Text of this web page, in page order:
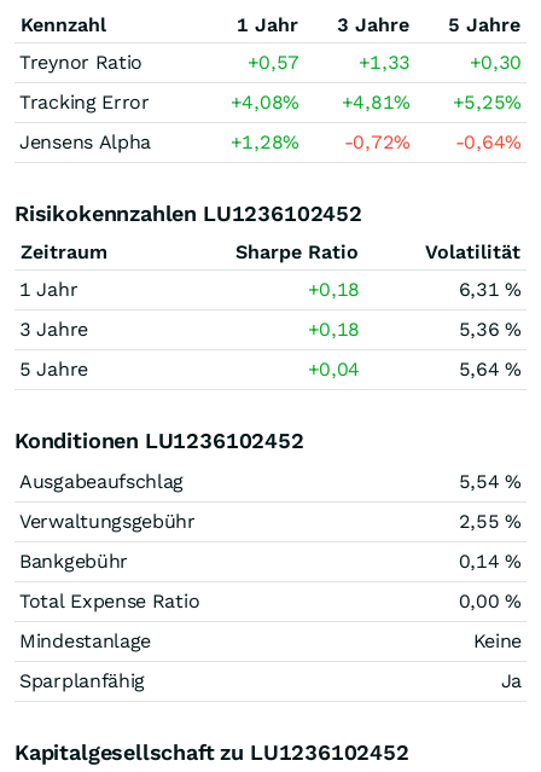
Kennzahl 1 Jahr 3 Jahre
5 Jahre
Treynor Ratio
+0,57 +1,33
+0,30
Tracking Error
+4,08% +4,81% +5,25%
Jensens Alpha
+1,28% -0,72% -0,64%
Risikokennzahlen LU1236102452
Zeitraum Sharpe Ratio
Volatilität
1 Jahr
+0,18
6,31 %
3 Jahre
+0,18
5,36 %
5 Jahre
+0,04 5,64 %
Konditionen LU1236102452
Ausgabeaufschlag
5,54 %
Verwaltungsgebühr
2,55 %
Bankgebühr
0,14 %
Total Expense Ratio
0,00 %
Mindestanlage
Keine
Sparplanfähig
Ja
Kapitalgesellschaft zu LU1236102452